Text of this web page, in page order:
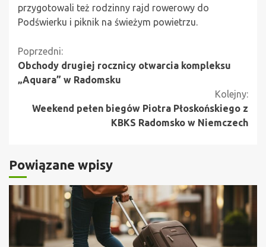
przygotowali też rodzinny rajd rowerowy do
Podświerku i piknik na świeżym powietrzu.
Kontynuuj
czytanie
Poprzedni:
Obchody drugiej rocznicy otwarcia kompleksu
„Aquara” w Radomsku
Kolejny:
Weekend pełen biegów Piotra Płoskońskiego z
KBKS Radomsko w Niemczech
Powiązane wpisy